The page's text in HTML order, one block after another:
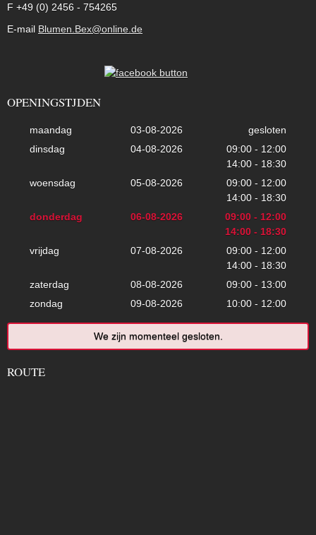
F +49 (0) 2456 - 754265
E-mail Blumen.Bex@online.de
OPENINGSTJDEN
maandag 03-08-2026
gesloten
dinsdag
04-08-2026
09:00 - 12:00
14:00 - 18:30
woensdag
05-08-2026
09:00 - 12:00
14:00 - 18:30
donderdag
06-08-2026
09:00 - 12:00
14:00 - 18:30
vrijdag
07-08-2026
09:00 - 12:00
14:00 - 18:30
zaterdag
08-08-2026
09:00 - 13:00
zondag
09-08-2026 10:00 - 12:00
We zijn momenteel gesloten.
ROUTE